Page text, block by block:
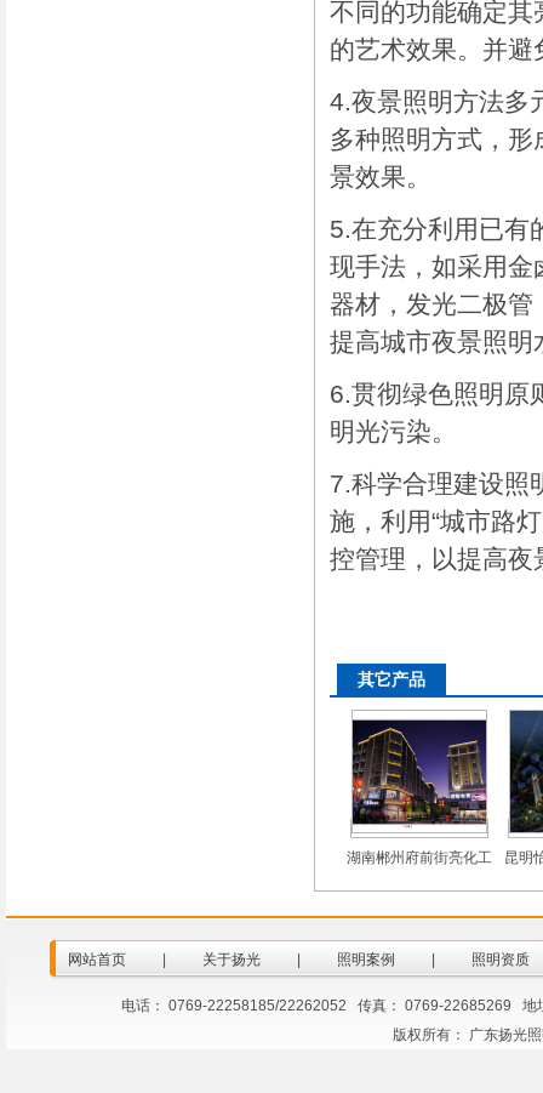
不同的功能确定其
的艺术效果。并
4.夜景照明方法多
多种照明方式，
景效果。
5.在充分利用已有
现手法，如采用金
器材，发光二极
提高城市夜景照明
6.贯彻绿色照明原
明光污染。
7.科学合理建设照
施，利用“城市路
控管理，以提高夜
其它产品
湖南郴州府前街亮化工
程
昆明
网站首页 关于扬光 照明案例 照明资质
电话： 0769-22258185/22262052 传真： 0769-22685269 地
版权所有： 广东扬光